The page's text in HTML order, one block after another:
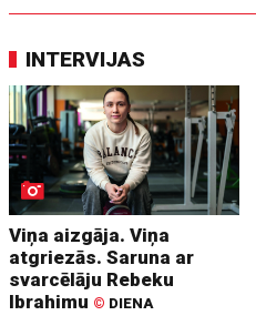
INTERVIJAS
Viņa aizgāja. Viņa
atgriezās. Saruna ar
svarcēlāju Rebeku
Ibrahimu © DIENA